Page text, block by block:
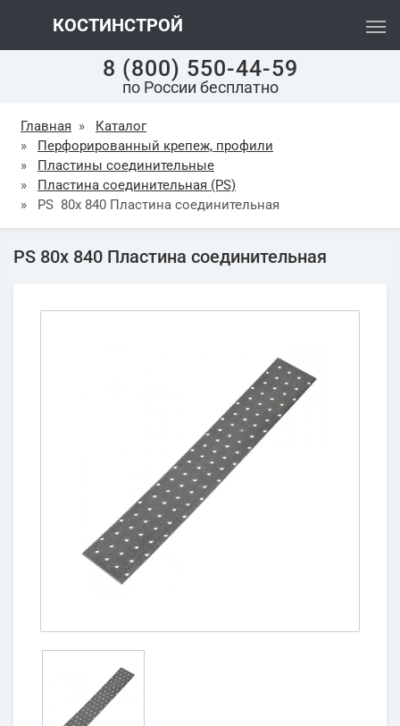
КОСТИНСТРОЙ
8 (800) 550-44-59
по России бесплатно
Главная »
Каталог
»
Перфорированный крепеж, профили
»
Пластины соединительные
»
Пластина соединительная (PS)
»
PS 80х 840 Пластина соединительная
PS 80х 840 Пластина соединительная